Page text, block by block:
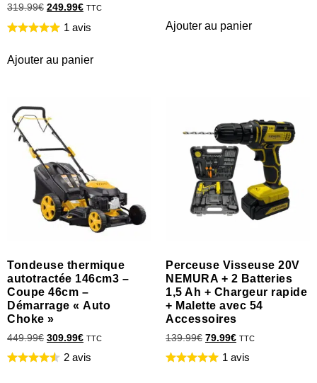
319.99€ 249.99€ TTC
1 avis
Ajouter au panier
Ajouter au panier
Tondeuse thermique
autotractée 146cm3 –
Coupe 46cm –
Démarrage « Auto
Choke »
449.99€ 309.99€ TTC
2 avis
Perceuse Visseuse 20V
NEMURA + 2 Batteries
1,5 Ah + Chargeur rapide
+ Malette avec 54
Accessoires
139.99€ 79.99€ TTC
1 avis